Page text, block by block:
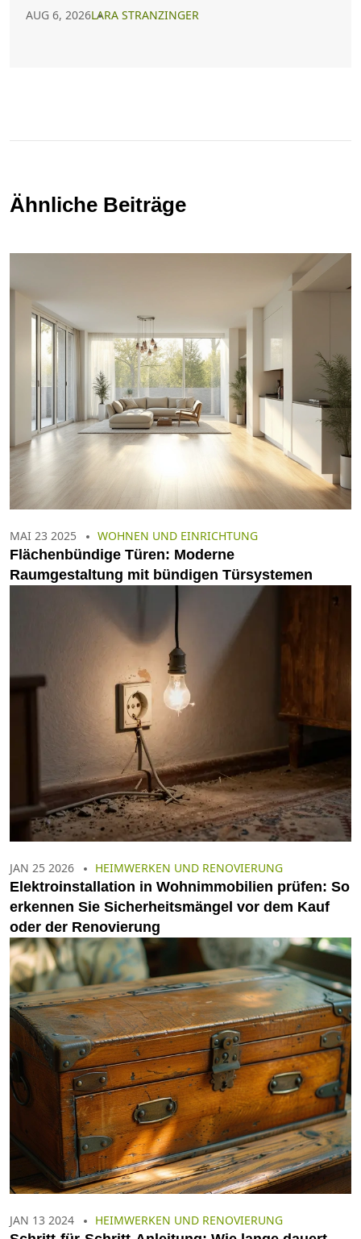
AUG 6, 2026LARA STRANZINGER
Ähnliche Beiträge
MAI 23 2025 WOHNEN UND EINRICHTUNG
Flächenbündige Türen: Moderne
Raumgestaltung mit bündigen Türsystemen
JAN 25 2026 HEIMWERKEN UND RENOVIERUNG
Elektroinstallation in Wohnimmobilien prüfen: So
erkennen Sie Sicherheitsmängel vor dem Kauf
oder der Renovierung
JAN 13 2024 HEIMWERKEN UND RENOVIERUNG